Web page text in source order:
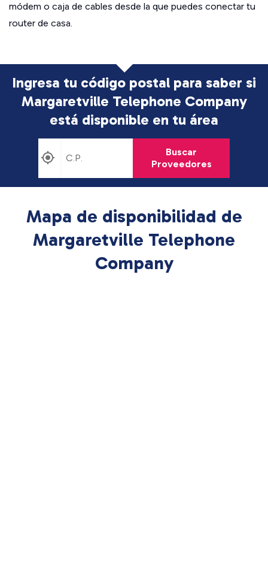
módem o caja de cables desde la que puedes conectar tu
router de casa.
Ingresa tu código postal para saber si
Margaretville Telephone Company
está disponible en tu área
Buscar
Proveedores
Mapa de disponibilidad de
Margaretville Telephone
Company